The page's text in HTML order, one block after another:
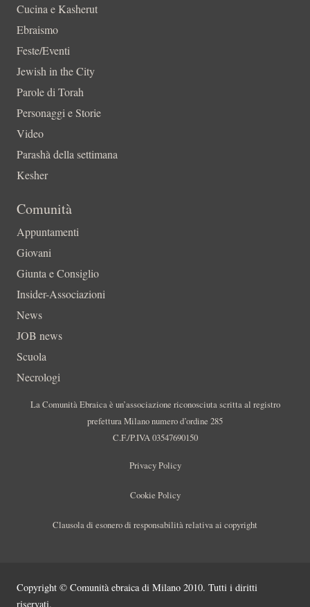
Cucina e Kasherut
Ebraismo
Feste/Eventi
Jewish in the City
Parole di Torah
Personaggi e Storie
Video
Parashà della settimana
Kesher
Comunità
Appuntamenti
Giovani
Giunta e Consiglio
Insider-Associazioni
News
JOB news
Scuola
Necrologi
La Comunità Ebraica è un’associazione riconosciuta scritta al registro
prefettura Milano numero d’ordine 285
C.F./P.IVA 03547690150
Privacy Policy
Cookie Policy
Clausola di esonero di responsabilità relativa ai copyright
Copyright © Comunità ebraica di Milano 2010. Tutti i diritti
riservati.